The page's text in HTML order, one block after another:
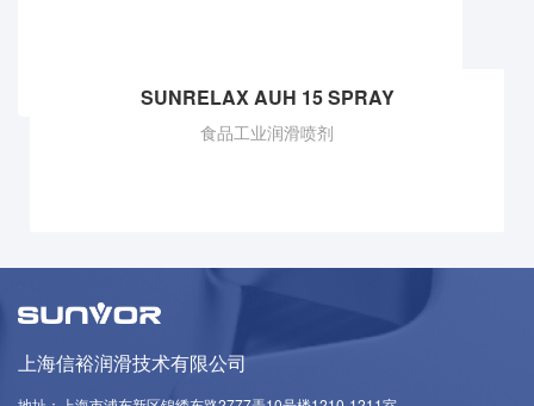
SUNRELAX AUH 15 SPRAY
食品工业润滑喷剂
上海信裕润滑技术有限公司